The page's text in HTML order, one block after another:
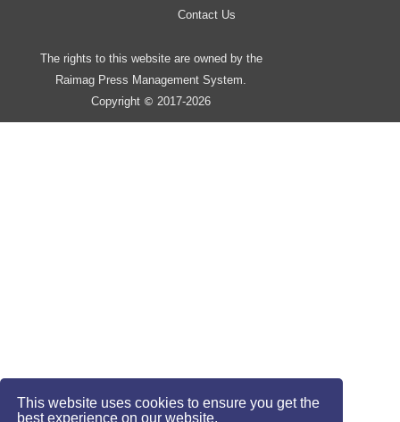
This website uses cookies to ensure you get the
best experience on our website.
Contact Us
The rights to this website are owned by the
Raimag Press Management System.
Copyright © 2017-2026